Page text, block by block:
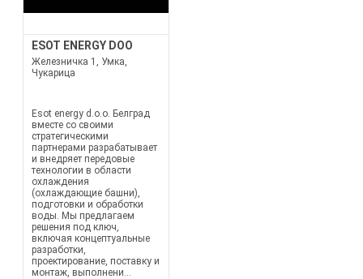
ESOT ENERGY DOO
Железничка 1, Умка,
Чукарица
Esot energy d.o.o. Белград
вместе со своими
стратегическими
партнерами разрабатывает
и внедряет передовые
технологии в области
охлаждения
(охлаждающие башни),
подготовки и обработки
воды. Мы предлагаем
решения под ключ,
включая концептуальные
разработки,
проектирование, поставку и
монтаж, выполнени...